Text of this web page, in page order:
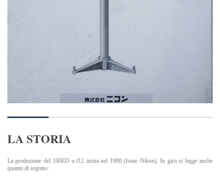
LA STORIA
La produzione del 100ED a f12 inizia nel 1980 (fonte Nikon). In giro si legge anche
quanto di seguito: